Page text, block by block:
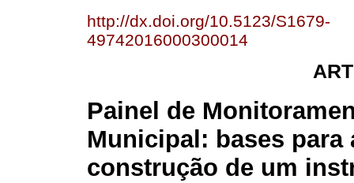
http://dx.doi.org/10.5123/S1679-
49742016000300014
Painel de
Municipal: bases para
construção de um